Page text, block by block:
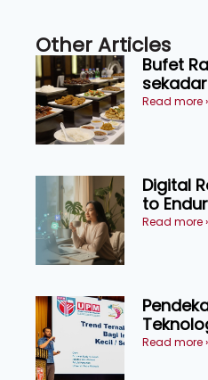
Other Articles
Bufet
memilih
Read more
Digital
to
Read more
Read more